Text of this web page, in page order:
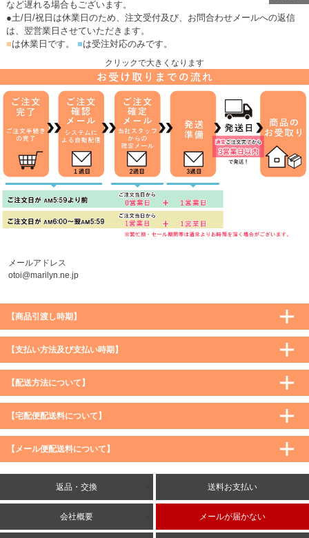
など遅れる場合もございます。
●土/日/祝日は休業日のため、注文受付及び、お問合わせメールへの返信
は、翌営業日させていただきます。
■は休業日です。 ■は受注対応のみです。
クリックで大きくなります
メールアドレス
otoi@marilyn.ne.jp
【商品引渡し時期】
【支払い方法及び支払い時期】
【配送方法について】
【宅配便配送料について】
購入価格 ／ 地域 通常 沖縄・離島など一部地域
5,900円（税込）未満
590円（税込）
【メール便配送料について】
5,900円（税込）以上
返品・交換 送料お支払い
会社概要 メールが届かない